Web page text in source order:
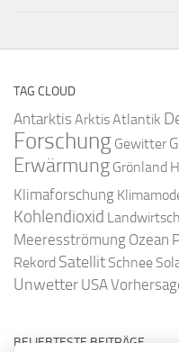
TAG CLOUD
Antarktis ArktisAtlantik
Forschung Gewitter
Erwärmung Grönland
Klimaforschung
Kohlendioxid
Meeresströmung Ozean
Rekord Satellit Schnee
Unwetter USA
BELIEBTESTE BEITRÄGE